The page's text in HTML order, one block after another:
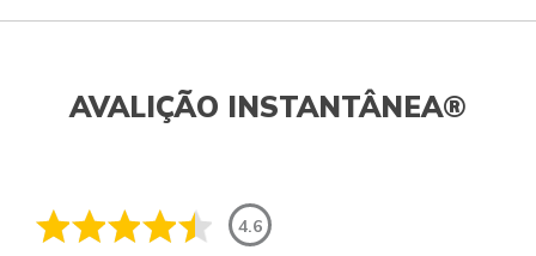
AVALIÇÃO INSTANTÂNEA®
4.6